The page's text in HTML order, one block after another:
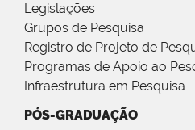
Legislações
Grupos de Pesquisa
Registro de Projeto de
Programas de Apoio ao
Infraestrutura em Pesquisa
PÓS-GRADUAÇÃO